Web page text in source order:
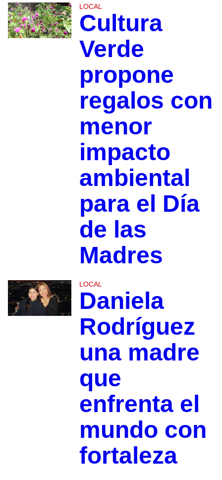
LOCAL
Cultura
Verde
propone
regalos con
menor
impacto
ambiental
para el Día
de las
Madres
LOCAL
Daniela
Rodríguez
una madre
que
enfrenta el
mundo con
fortaleza